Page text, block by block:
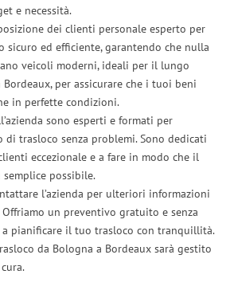
e necessità.
dei clienti personale esperto per
sicuro ed efficiente, garantendo che nulla
veicoli moderni, ideali per il lungo
per assicurare che i tuoi beni
in perfette condizioni.
sono esperti e formati per
di trasloco senza problemi. Sono dedicati
eccezionale e a fare in modo che il
possibile.
l’azienda per ulteriori informazioni
un preventivo gratuito e senza
pianificare il tuo trasloco con tranquillità.
da Bologna a Bordeaux sarà gestito